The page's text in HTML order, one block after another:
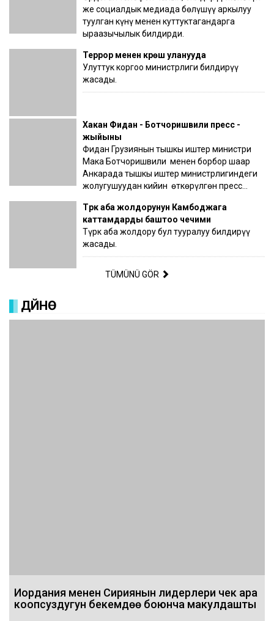
же социалдык медиада бөлүшүү аркылуу
туулган күнү менен куттуктагандарга
ыраазычылык билдирди.
Террор менен күрөш уланууда
Улуттук коргоо министрлиги билдирүү
жасады.
Хакан Фидан - Ботчоришвили пресс -
жыйыны
Фидан Грузиянын тышкы иштер министри
Мака Ботчоришвили менен борбор шаар
Анкарада тышкы иштер министрлигиндеги
жолугушуудан кийин өткөрүлгөн пресс…
Түрк аба жолдорунун Камбоджага
каттамдарды баштоо чечими
Түрк аба жолдору бул тууралуу билдирүү
жасады.
TÜMÜNÜ GÖR
ДҮЙНӨ
Иордания менен Сириянын лидерлери чек ара
коопсуздугун бекемдөө боюнча макулдашты